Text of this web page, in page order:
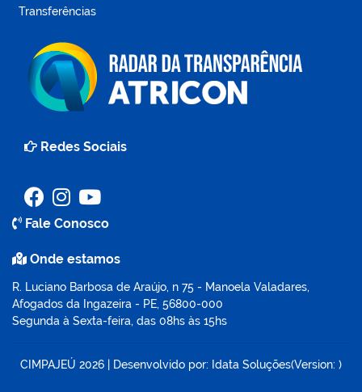
Transferências
Redes Sociais
Fale Conosco
Onde estamos
R. Luciano Barbosa de Araújo, n 75 - Manoela Valadares,
Afogados da Ingazeira - PE, 56800-000
Segunda à Sexta-feira, das 08hs às 15hs
CIMPAJEÚ 2026 Desenvolvido por: Idata Soluções(Version: )